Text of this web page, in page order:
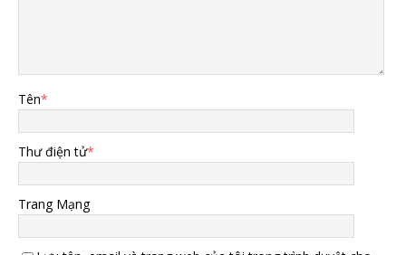
Tên*
Thư điện tử*
Trang Mạng